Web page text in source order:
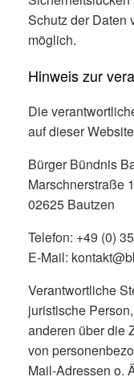
Schutz der Daten
möglich.
Hinweis zur
Die
auf dieser
Bürger Bündnis
Marschnerstraße
02625 Bautzen
Telefon: +49 (0)
E-Mail:
Verantwortliche
juristische
anderen über die
von
Mail-Adressen o.